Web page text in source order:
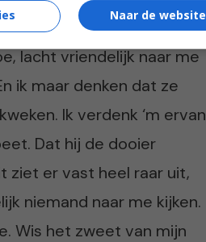
Smith Machine, zo heet ie
lacht vriendelijk naar me
ik maar denken dat ze
Ik verdenk ‘m ervan
Dat hij de dooier
ziet er vast heel raar uit,
niemand naar me kijken.
Wis het zweet van mijn
Naar de website